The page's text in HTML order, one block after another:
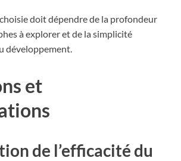
doit dépendre de la profondeur
à explorer et de la simplicité
développement.
et
de l’efficacité du